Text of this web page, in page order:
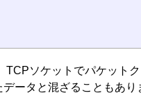
ソケットでパケット
ータと混ざることもあり